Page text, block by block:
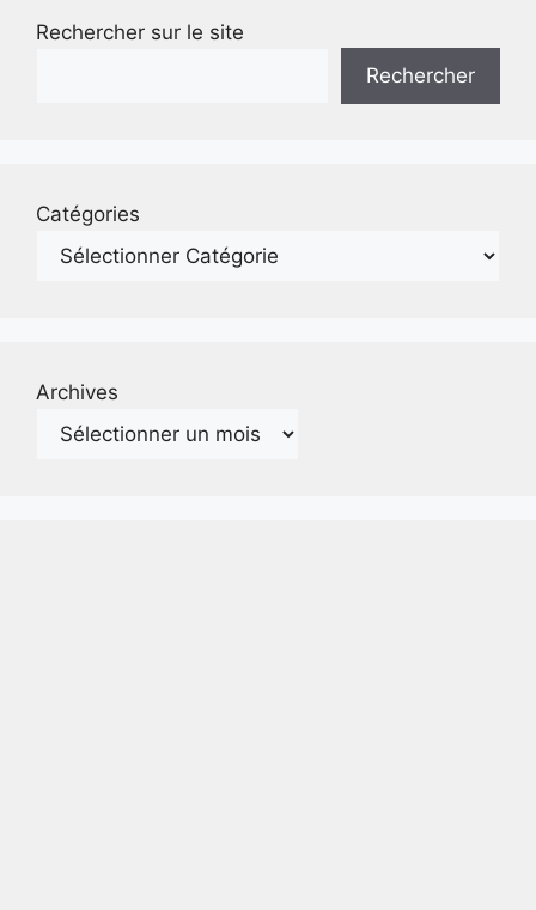
Rechercher sur le site
Rechercher
Catégories
Archives